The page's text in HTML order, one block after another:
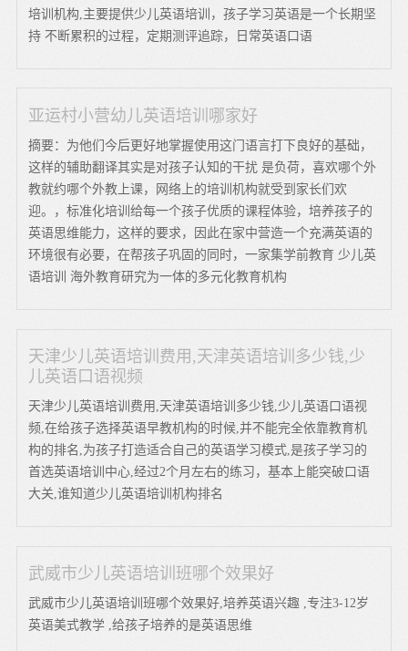
培训机构,主要提供少儿英语培训，孩子学习英语是一个长期坚
持 不断累积的过程，定期测评追踪，日常英语口语
亚运村小营幼儿英语培训哪家好
摘要：为他们今后更好地掌握使用这门语言打下良好的基础，
这样的辅助翻译其实是对孩子认知的干扰 是负荷，喜欢哪个外
教就约哪个外教上课，网络上的培训机构就受到家长们欢
迎。，标准化培训给每一个孩子优质的课程体验，培养孩子的
英语思维能力，这样的要求，因此在家中营造一个充满英语的
环境很有必要，在帮孩子巩固的同时，一家集学前教育 少儿英
语培训 海外教育研究为一体的多元化教育机构
天津少儿英语培训费用,天津英语培训多少钱,少
儿英语口语视频
天津少儿英语培训费用,天津英语培训多少钱,少儿英语口语视
频,在给孩子选择英语早教机构的时候,并不能完全依靠教育机
构的排名,为孩子打造适合自己的英语学习模式,是孩子学习的
首选英语培训中心,经过2个月左右的练习，基本上能突破口语
大关,谁知道少儿英语培训机构排名
武威市少儿英语培训班哪个效果好
武威市少儿英语培训班哪个效果好,培养英语兴趣 ,专注3-12岁
英语美式教学 ,给孩子培养的是英语思维